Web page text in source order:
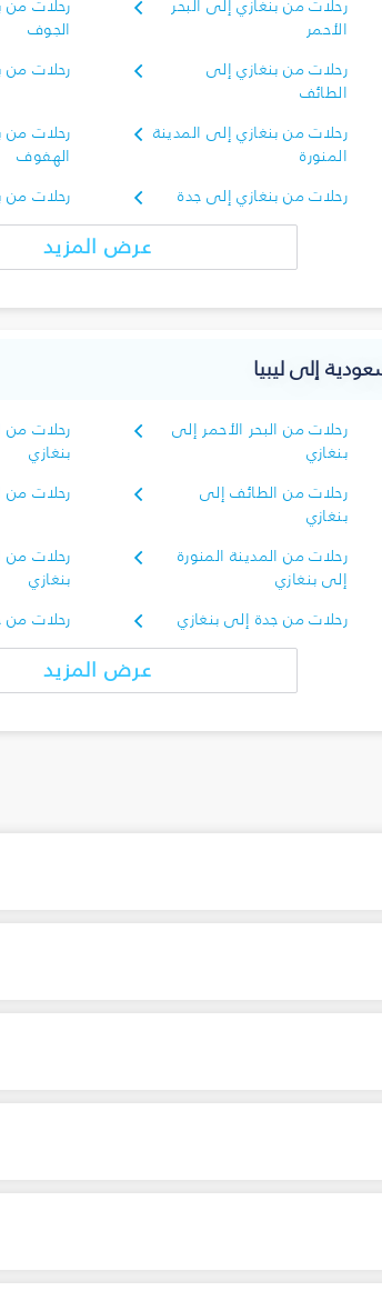
رحلات من بنغازي إلى البحر
الأحمر
رحلات من
الجوف
رحلات من بنغازي إلى
الطائف
رحلات من
رحلات من بنغازي إلى المدينة
المنورة
رحلات من
الهفوف
رحلات من بنغازي إلى جدة رحلات من
عرض المزيد
إلى ليبيا
رحلات من البحر الأحمر إلى
بنغازي
رحلات من
بنغازي
رحلات من الطائف إلى
بنغازي
رحلات من
رحلات من المدينة المنورة
إلى بنغازي
رحلات
بنغازي
رحلات من جدة إلى بنغازي رحلات من
عرض المزيد